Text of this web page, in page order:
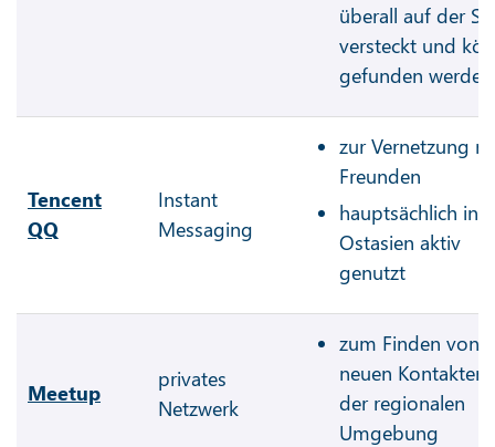
überall auf der
versteckt und
gefunden werden
Tencent
QQ
Instant
Messaging
zur Vernetzung
Freunden
hauptsächlich in
Ostasien aktiv
genutzt
Meetup
privates
Netzwerk
zum Finden von
neuen Kontakten
der regionalen
Umgebung